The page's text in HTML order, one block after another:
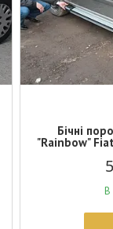
Бічні
"Rainbow"
В